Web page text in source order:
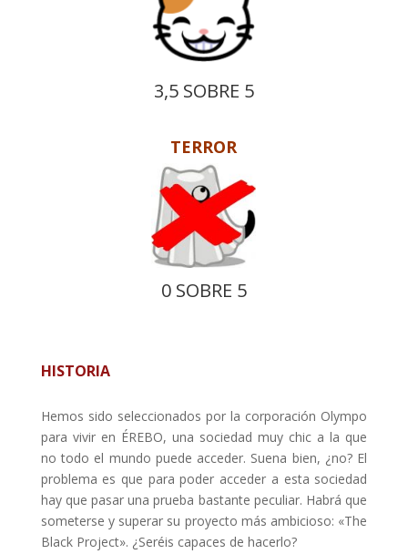
3,5 SOBRE 5
TERROR
0 SOBRE 5
HISTORIA
Hemos sido seleccionados por la corporación Olympo
para vivir en ÉREBO, una sociedad muy chic a la que
no todo el mundo puede acceder. Suena bien, ¿no? El
problema es que para poder acceder a esta sociedad
hay que pasar una prueba bastante peculiar. Habrá que
someterse y superar su proyecto más ambicioso: «The
Black Project». ¿Seréis capaces de hacerlo?